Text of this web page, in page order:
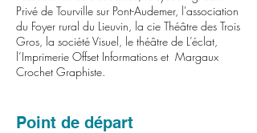
Privé de Tourville sur Pont-Audemer, l'association
du Foyer rural du Lieuvin, la cie Théâtre des Trois
Gros, la société Visuel, le théâtre de L’éclat,
l’Imprimerie Offset Informations et Margaux
Crochet Graphiste.
Point de départ